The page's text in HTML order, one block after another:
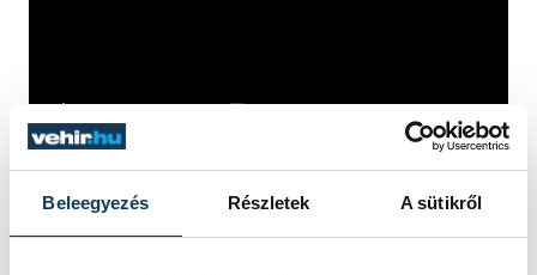
Beleegyezés Részletek A sütikről
közélet vehirvideó steampunk